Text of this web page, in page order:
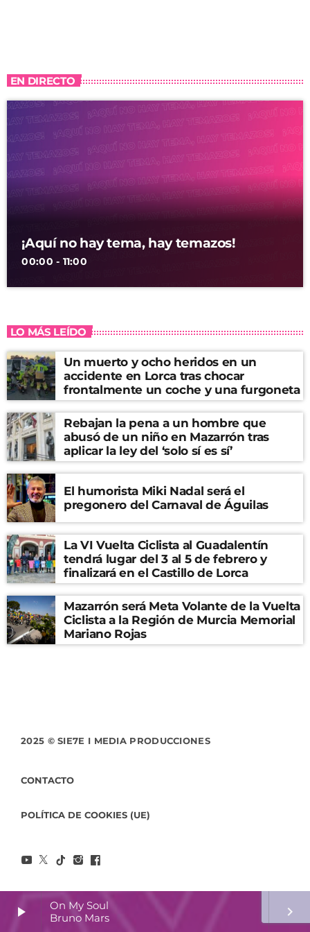
play_arrow
On My Soul
Bruno Mars
keyboard_arrow_right
EN DIRECTO
¡Aquí no hay tema, hay temazos!
00:00 - 11:00
LO MÁS LEÍDO
Un muerto y ocho heridos en un
accidente en Lorca tras chocar
frontalmente un coche y una furgoneta
Rebajan la pena a un hombre que
abusó de un niño en Mazarrón tras
aplicar la ley del ‘solo sí es sí’
El humorista Miki Nadal será el
pregonero del Carnaval de Águilas
La VI Vuelta Ciclista al Guadalentín
tendrá lugar del 3 al 5 de febrero y
finalizará en el Castillo de Lorca
Mazarrón será Meta Volante de la Vuelta
Ciclista a la Región de Murcia Memorial
Mariano Rojas
2025 © SIE7E I MEDIA PRODUCCIONES
CONTACTO
POLÍTICA DE COOKIES (UE)